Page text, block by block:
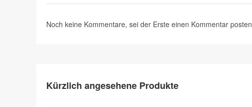
Noch keine Kommentare, sei der Erste einen Kommentar posten
Kürzlich angesehene Produkte